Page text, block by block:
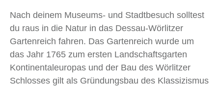
Nach deinem Museums- und Stadtbesuch solltest
du raus in die Natur in das Dessau-Wörlitzer
Gartenreich fahren. Das Gartenreich wurde um
das Jahr 1765 zum ersten Landschaftsgarten
Kontinentaleuropas und der Bau des Wörlitzer
Schlosses gilt als Gründungsbau des Klassizismus